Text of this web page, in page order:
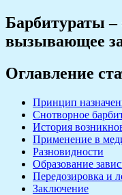
Барбитураты –
вызывающее
Оглавление
Принцип
Снотворное
История
Применение в
Разновидности
Образование
Передозировка и
Заключение